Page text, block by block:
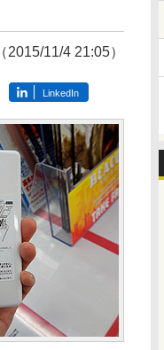
（2015/11/4 21:05）
LinkedIn